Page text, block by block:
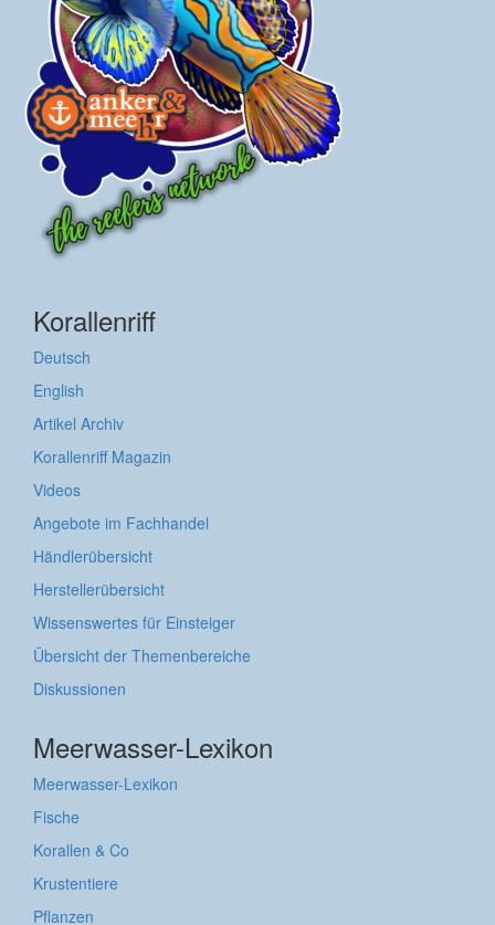
Korallenriff
Deutsch
English
Artikel Archiv
Korallenriff Magazin
Videos
Angebote im Fachhandel
Händlerübersicht
Herstellerübersicht
Wissenswertes für Einsteiger
Übersicht der Themenbereiche
Diskussionen
Meerwasser-Lexikon
Meerwasser-Lexikon
Fische
Korallen & Co
Krustentiere
Pflanzen